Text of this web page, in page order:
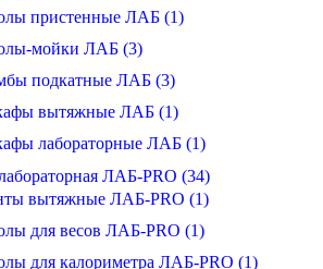
пристенные ЛАБ (1)
мойки ЛАБ (3)
подкатные ЛАБ (3)
вытяжные ЛАБ (1)
лабораторные ЛАБ (1)
ЛАБ-PRO (34)
вытяжные ЛАБ-PRO (1)
для весов ЛАБ-PRO (1)
для калориметра ЛАБ-PRO (1)